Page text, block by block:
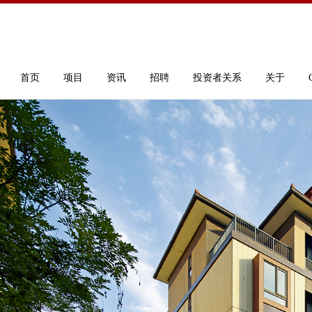
首页 项目 资讯 招聘 投资者关系 关于